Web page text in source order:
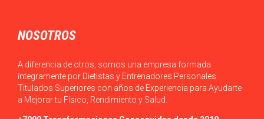
NOSOTROS
A diferencia de otros, somos una empresa formada
íntegramente por Dietistas y Entrenadores Personales
Titulados Superiores con años de Experiencia para Ayudarte
a Mejorar tu Físico, Rendimiento y Salud.